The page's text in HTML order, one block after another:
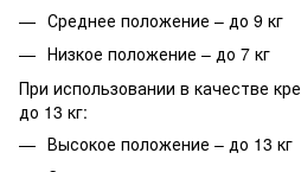
Среднее положение – до 9 кг
Низкое положение – до 7 кг
При использовании в качестве
до 13 кг:
Высокое положение – до 13 кг